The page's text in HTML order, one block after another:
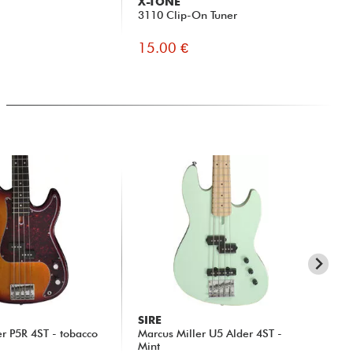
3110 Clip-On Tuner
15.00 €
P5R 4ST - tobacco
SIRE
Marcus Miller U5 Alder 4ST -
Mint